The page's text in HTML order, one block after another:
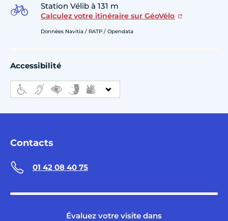
Station Vélib à 131 m
Calculez votre itinéraire sur GéoVélo
Données Navitia / RATP / Opendata
Accessibilité
Contacts
01 42 08 40 75
Évaluez votre visite dans